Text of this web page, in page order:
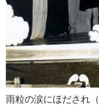
雨粒の涙にほだされ